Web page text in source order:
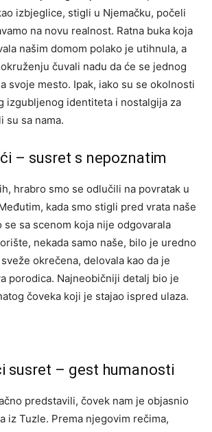
izbjeglice, stigli u Njemačku, počeli
na novu realnost. Ratna buka koja
našim domom polako je utihnula, a
čuvali nadu da će se jednog
svoje mesto. Ipak, iako su se okolnosti
izgubljenog identiteta i nostalgija za
su sa nama.
– susret s nepoznatim
hrabro smo se odlučili na povratak u
kada smo stigli pred vrata naše
se sa scenom koja nije odgovarala
nekada samo naše, bilo je uredno
okrečena, delovala kao da je
porodica. Najneobičniji detalj bio je
čoveka koji je stajao ispred ulaza.
susret – gest humanosti
predstavili, čovek nam je objasnio
iz Tuzle. Prema njegovim rečima,